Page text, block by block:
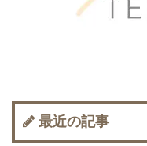
最近の記事